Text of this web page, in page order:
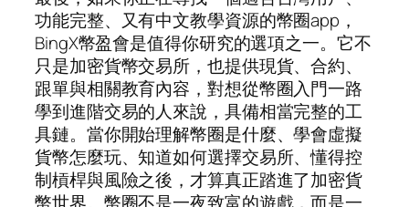
功能完整、又有中文教學資源的幣圈app，
BingX幣盈會是值得你研究的選項之一。它不
只是加密貨幣交易所，也提供現貨、合約、
跟單與相關教育內容，對想從幣圈入門一路
學到進階交易的人來說，具備相當完整的工
具鏈。當你開始理解幣圈是什麼、學會虛擬
貨幣怎麼玩、知道如何選擇交易所、懂得控
制槓桿與風險之後，才算真正踏進了加密貨